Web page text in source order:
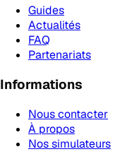
Guides
Actualités
FAQ
Partenariats
Informations
Nous contacter
À propos
Nos simulateurs